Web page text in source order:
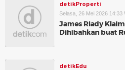
detikProperti
Selasa, 26 Mei 2026 14:33
James Riady
Dihibahkan buat
detikEdu